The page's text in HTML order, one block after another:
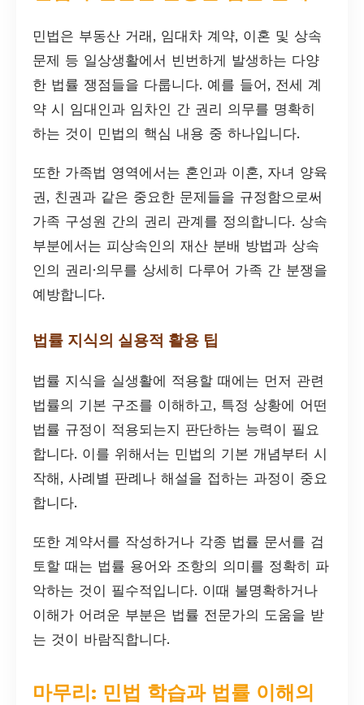
민법은 부동산 거래, 임대차 계약, 이혼 및 상속
문제 등 일상생활에서 빈번하게 발생하는 다양
한 법률 쟁점들을 다룹니다. 예를 들어, 전세 계
약 시 임대인과 임차인 간 권리 의무를 명확히
하는 것이 민법의 핵심 내용 중 하나입니다.
또한 가족법 영역에서는 혼인과 이혼, 자녀 양육
권, 친권과 같은 중요한 문제들을 규정함으로써
가족 구성원 간의 권리 관계를 정의합니다. 상속
부분에서는 피상속인의 재산 분배 방법과 상속
인의 권리·의무를 상세히 다루어 가족 간 분쟁을
예방합니다.
법률 지식의 실용적 활용 팁
법률 지식을 실생활에 적용할 때에는 먼저 관련
법률의 기본 구조를 이해하고, 특정 상황에 어떤
법률 규정이 적용되는지 판단하는 능력이 필요
합니다. 이를 위해서는 민법의 기본 개념부터 시
작해, 사례별 판례나 해설을 접하는 과정이 중요
합니다.
또한 계약서를 작성하거나 각종 법률 문서를 검
토할 때는 법률 용어와 조항의 의미를 정확히 파
악하는 것이 필수적입니다. 이때 불명확하거나
이해가 어려운 부분은 법률 전문가의 도움을 받
는 것이 바람직합니다.
마무리: 민법 학습과 법률 이해의